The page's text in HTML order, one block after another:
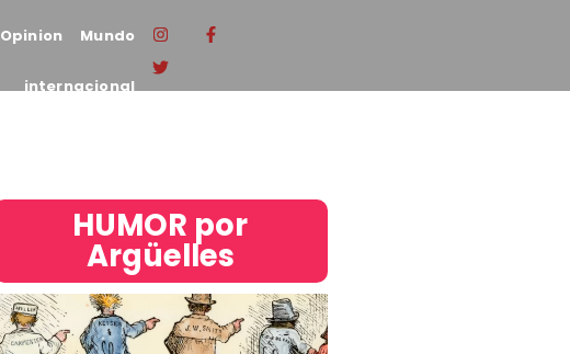
Opinion Mundo
internacional
HUMOR por
Argüelles​